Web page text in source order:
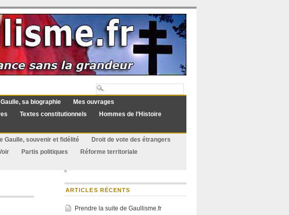
sa biographie
Mes ouvrages
Textes constitutionnels
Hommes de l’Histoire
Gaulle, souvenir et fidélité
Droit de vote des étrangers
Partis politiques
Réforme territoriale
ARTICLES RÉCENTS
Prendre la suite de Gaullisme.fr